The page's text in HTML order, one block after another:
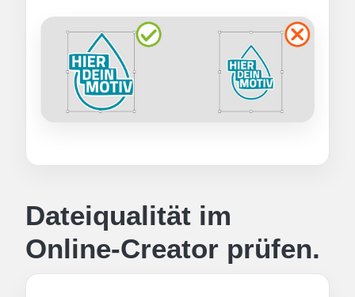
Dateiqualität im
Online-Creator prüfen.